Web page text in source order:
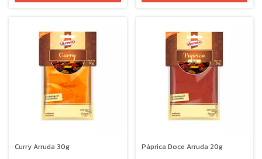
Curry Arruda 30g Páprica Doce Arruda 20g